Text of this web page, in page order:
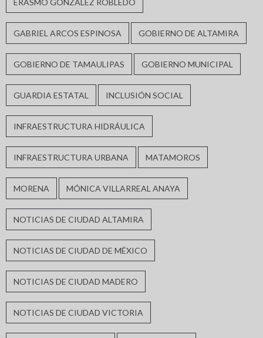
ERASMO GONZÁLEZ ROBLEDO
GABRIEL ARCOS ESPINOSA GOBIERNO DE ALTAMIRA
GOBIERNO DE TAMAULIPAS GOBIERNO MUNICIPAL
GUARDIA ESTATAL INCLUSIÓN SOCIAL
INFRAESTRUCTURA HIDRÁULICA
INFRAESTRUCTURA URBANA MATAMOROS
MORENA MÓNICA VILLARREAL ANAYA
NOTICIAS DE CIUDAD ALTAMIRA
NOTICIAS DE CIUDAD DE MÉXICO
NOTICIAS DE CIUDAD MADERO
NOTICIAS DE CIUDAD VICTORIA